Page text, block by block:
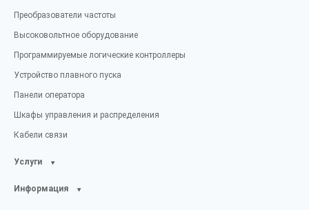
Преобразователи частоты
Высоковольтное оборудование
Программируемые логические контроллеры
Устройство плавного пуска
Панели оператора
Шкафы управления и распределения
Кабели связи
Услуги
Информация